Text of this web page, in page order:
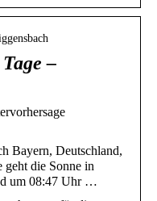
–
Bayern, Deutschland,
geht die Sonne in
um 08:47 Uhr …